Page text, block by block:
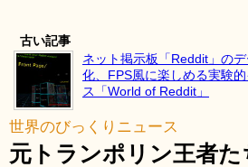
古い記事
ネット掲示板「Reddit」の
化、FPS風に楽しめる実験
ス「World of Reddit」
世界のびっくりニュース
元トランポリン王者